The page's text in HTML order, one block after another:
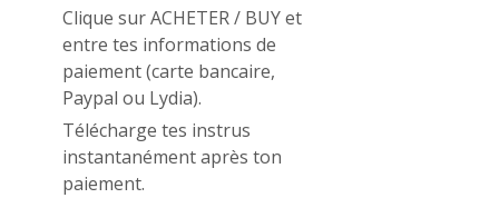
Clique sur ACHETER / BUY et
entre tes informations de
paiement (carte bancaire,
Paypal ou Lydia).
Télécharge tes instrus
instantanément après ton
paiement.